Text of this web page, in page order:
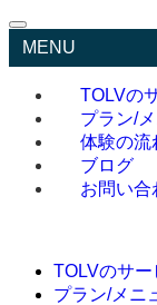
MENU
TOLVの
プラン/
体験の流
ブログ
お問い合
TOLVのサー
プラン/メニ